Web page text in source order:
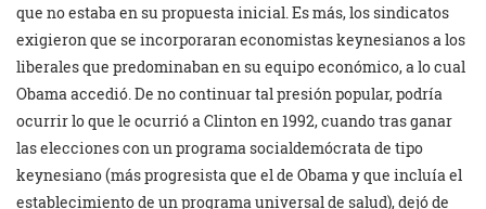
que no estaba en su propuesta inicial. Es más, los sindicatos
exigieron que se incorporaran economistas keynesianos a los
liberales que predominaban en su equipo económico, a lo cual
Obama accedió. De no continuar tal presión popular, podría
ocurrir lo que le ocurrió a Clinton en 1992, cuando tras ganar
las elecciones con un programa socialdemócrata de tipo
keynesiano (más progresista que el de Obama y que incluía el
establecimiento de un programa universal de salud), dejó de